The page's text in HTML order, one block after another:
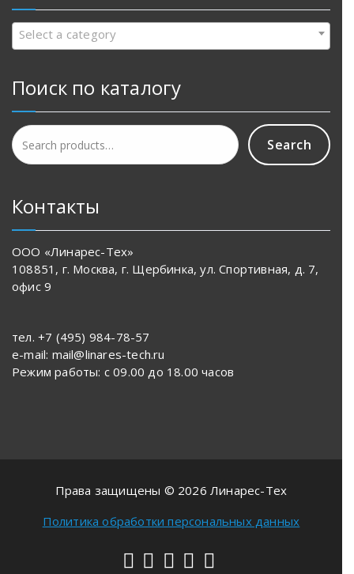
Select a category
Поиск по каталогу
Search
for:
Search
Контакты
ООО «Линарес-Тех»
108851, г. Москва, г. Щербинка, ул. Спортивная, д. 7,
офис 9
тел. +7 (495) 984-78-57
e-mail: mail@linares-tech.ru
Режим работы: с 09.00 до 18.00 часов
Права защищены © 2026 Линарес-Тех
Политика обработки персональных данных